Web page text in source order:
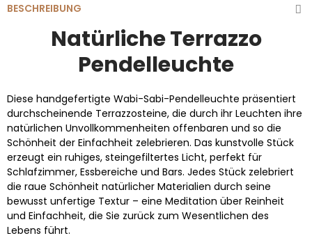
BESCHREIBUNG
Natürliche Terrazzo
Pendelleuchte
Diese handgefertigte Wabi-Sabi-Pendelleuchte präsentiert
durchscheinende Terrazzosteine, die durch ihr Leuchten ihre
natürlichen Unvollkommenheiten offenbaren und so die
Schönheit der Einfachheit zelebrieren. Das kunstvolle Stück
erzeugt ein ruhiges, steingefiltertes Licht, perfekt für
Schlafzimmer, Essbereiche und Bars. Jedes Stück zelebriert
die raue Schönheit natürlicher Materialien durch seine
bewusst unfertige Textur – eine Meditation über Reinheit
und Einfachheit, die Sie zurück zum Wesentlichen des
Lebens führt.